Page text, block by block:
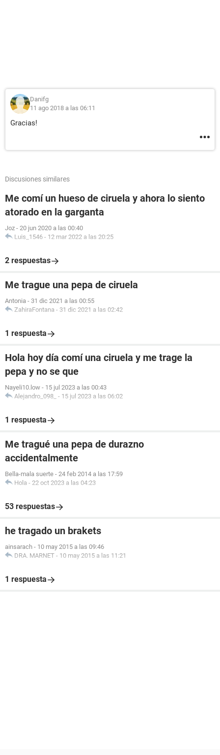
Danifg
11 ago 2018 a las 06:11
Gracias!
Discusiones similares
Me comí un hueso de ciruela y ahora lo siento
atorado en la garganta
Joz - 20 jun 2020 a las 00:40
Luis_1546 - 12 mar 2022 a las 20:25
2 respuestas
Me trague una pepa de ciruela
Antonia - 31 dic 2021 a las 00:55
ZahiraFontana - 31 dic 2021 a las 02:42
1 respuesta
Hola hoy día comí una ciruela y me trage la
pepa y no se que
Nayeli10.low - 15 jul 2023 a las 00:43
Alejandro_098_ - 15 jul 2023 a las 06:02
1 respuesta
Me tragué una pepa de durazno
accidentalmente
Bella-mala suerte - 24 feb 2014 a las 17:59
Hola - 22 oct 2023 a las 04:23
53 respuestas
he tragado un brakets
ainsarach - 10 may 2015 a las 09:46
DRA. MARNET - 10 may 2015 a las 11:21
1 respuesta